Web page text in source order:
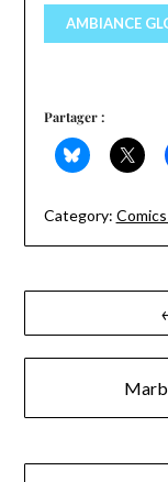
AMBIANCE
Partager :
Category:
Navigation
de